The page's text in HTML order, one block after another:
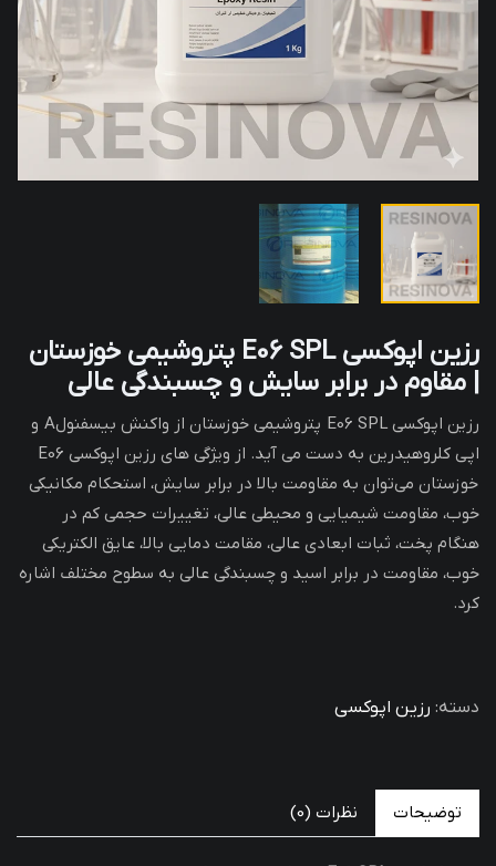
رزین اپوکسی E06 SPL پتروشیمی خوزستان
| مقاوم در برابر سایش و چسبندگی عالی
رزین اپوکسی E06 SPL پتروشیمی خوزستان از واکنش بیسفنولA و
اپی کلروهیدرین به دست می آید. از ویژگی‌ های رزین اپوکسی E06
خوزستان می‌توان به مقاومت بالا در برابر سایش، استحکام مکانیکی
خوب، مقاومت شیمیایی و محیطی عالی، تغییرات حجمی کم در
هنگام پخت، ثبات ابعادی عالی، مقامت دمایی بالا، عایق الکتریکی
خوب، مقاومت در برابر اسید و چسبندگی عالی به سطوح مختلف اشاره
کرد.
دسته: رزین اپوکسی
توضیحات نظرات (0)